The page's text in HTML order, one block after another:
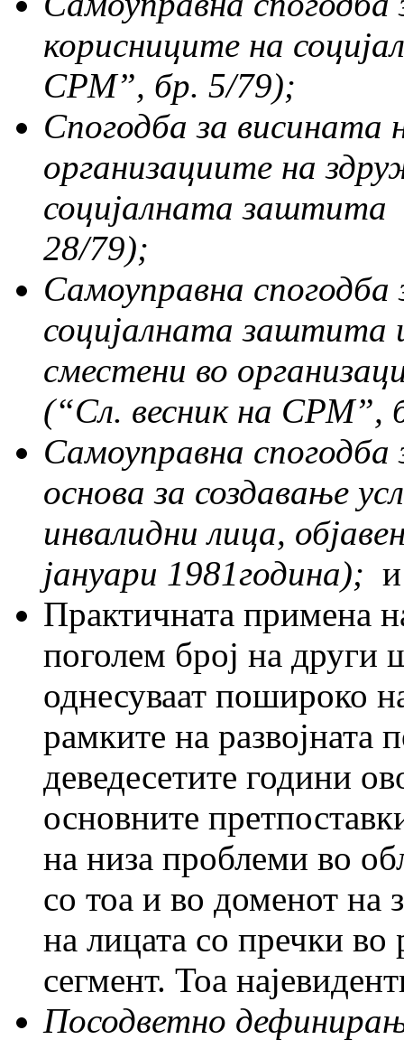
корисниците на
СРМ”, бр. 5/79);
Спогодба за висината
организациите на
социјалната заштита
28/79);
Самоуправна
социјалната заштита
сместени во
(“Сл. весник на СРМ”,
Самоуправна спогодба
основа за создавање
инвалидни лица,
јануари 1981година);
Практичната примена
поголем број на други
однесуваат пошироко
рамките на развојната
деведесетите години
основните
на низа проблеми во
со тоа и во доменот на
на лицата со пречки во
сегмент. Тоа
Посодветно